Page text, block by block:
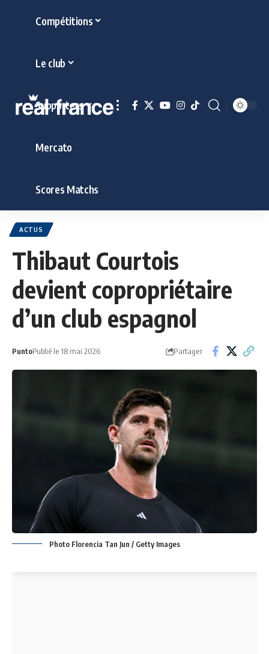
Compétitions
Le club
Supporters
Mercato
Scores Matchs
ACTUS
Thibaut Courtois
devient copropriétaire
d’un club espagnol
PuntoPublié le 18 mai 2026 Partager
Photo Florencia Tan Jun / Getty Images